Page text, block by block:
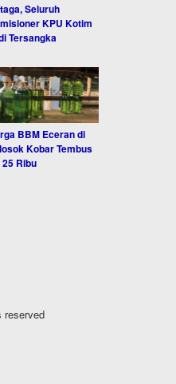
Seluruh
KPU Kotim
Tersangka
BBM Eceran di
Kobar Tembus
25 Ribu
reserved